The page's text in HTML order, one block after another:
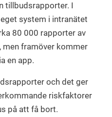
tillbudsrapporter. I
system i intranätet
80 000 rapporter av
men framöver kommer
en app.
och det ger
riskfaktorer
på att få bort.